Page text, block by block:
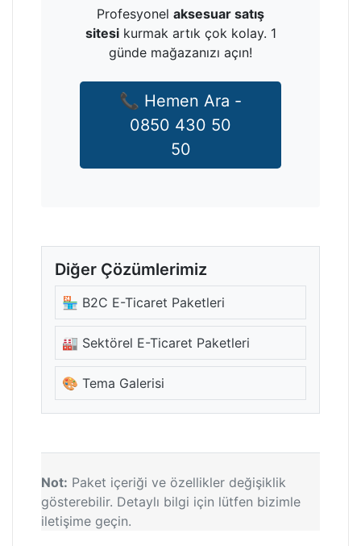
Profesyonel aksesuar satış
sitesikurmak artık çok kolay. 1
günde mağazanızı açın!
📞 Hemen Ara -
0850 430 50
50
Diğer Çözümlerimiz
🏪 B2C E-Ticaret Paketleri
🏭 Sektörel E-Ticaret Paketleri
🎨 Tema Galerisi
Not: Paket içeriği ve özellikler değişiklik
gösterebilir. Detaylı bilgi için lütfen bizimle
iletişime geçin.